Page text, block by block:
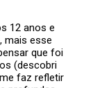
12 anos e
mais esse
que foi
(descobri
faz refletir